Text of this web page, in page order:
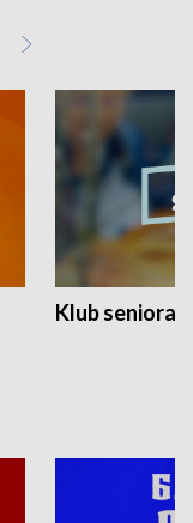
Klub seniora